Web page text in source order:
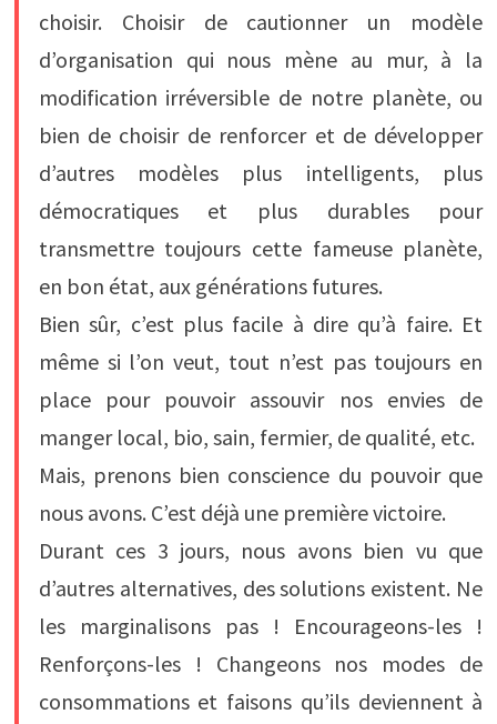
choisir. Choisir de cautionner un modèle
d’organisation qui nous mène au mur, à la
modification irréversible de notre planète, ou
bien de choisir de renforcer et de développer
d’autres modèles plus intelligents, plus
démocratiques et plus durables pour
transmettre toujours cette fameuse planète,
en bon état, aux générations futures.
Bien sûr, c’est plus facile à dire qu’à faire. Et
même si l’on veut, tout n’est pas toujours en
place pour pouvoir assouvir nos envies de
manger local, bio, sain, fermier, de qualité, etc.
Mais, prenons bien conscience du pouvoir que
nous avons. C’est déjà une première victoire.
Durant ces 3 jours, nous avons bien vu que
d’autres alternatives, des solutions existent. Ne
les marginalisons pas ! Encourageons-les !
Renforçons-les ! Changeons nos modes de
consommations et faisons qu’ils deviennent à